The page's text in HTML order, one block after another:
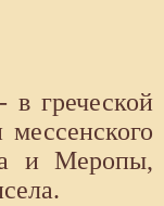
в греческой
и Меропы,